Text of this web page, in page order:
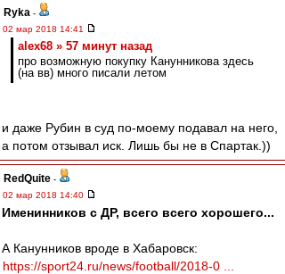
Ryka -
02 мар 2018 14:41
alex68 » 57 минут назад
про возможную покупку Канунникова здесь
(на вв) много писали летом
и даже Рубин в суд по-моему подавал на него,
а потом отзывал иск. Лишь бы не в Спартак.))
RedQuite -
02 мар 2018 14:40
Именинников с ДР, всего всего хорошего...
А Канунников вроде в Хабаровск:
https://sport24.ru/news/football/2018-0 ...